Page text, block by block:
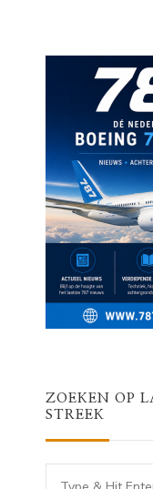
ZOEKEN OP
STREEK
Looking